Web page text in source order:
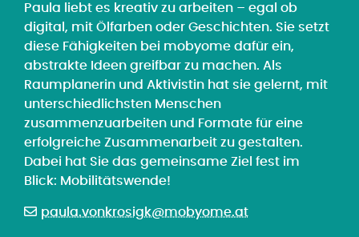
Paula liebt es kreativ zu arbeiten – egal ob
digital, mit Ölfarben oder Geschichten. Sie setzt
diese Fähigkeiten bei mobyome dafür ein,
abstrakte Ideen greifbar zu machen. Als
Raumplanerin und Aktivistin hat sie gelernt, mit
unterschiedlichsten Menschen
zusammenzuarbeiten und Formate für eine
erfolgreiche Zusammenarbeit zu gestalten.
Dabei hat Sie das gemeinsame Ziel fest im
Blick: Mobilitätswende!
paula.vonkrosigk@mobyome.at